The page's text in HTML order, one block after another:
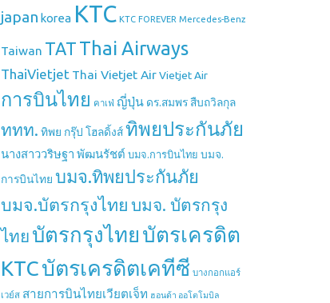
japan korea KTC KTC FOREVER Mercedes-Benz
Taiwan TAT Thai Airways
ThaiVietjet Thai Vietjet AirVietjet Air
การบินไทย คาเฟ่ ญี่ปุ่น ดร.สมพร สืบถวิลกุล
ททท. ทิพย กรุ๊ป โฮลดิ้งส์ทิพยประกันภัย
นางสาววริษฐา พัฒนรัชต์ บมจ.การบินไทย บมจ.
การบินไทย บมจ.ทิพยประกันภัย
บมจ.บัตรกรุงไทย บมจ. บัตรกรุง
ไทย บัตรกรุงไทย บัตรเครดิต
KTCบัตรเครดิตเคทีซี บางกอกแอร์
เวย์ส สายการบินไทยเวียตเจ็ท ฮอนด้า ออโตโมบิล